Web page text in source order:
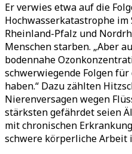
Er verwies etwa auf die
Hochwasserkatastrophe im
Rheinland-Pfalz und
Menschen starben. „Aber
bodennahe
schwerwiegende Folgen
haben.“ Dazu zählten
Nierenversagen wegen
stärksten gefährdet seien
mit chronischen
schwere körperliche Arbeit